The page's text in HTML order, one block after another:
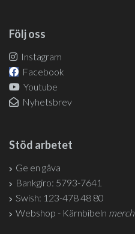
Följ oss
Instagram
Facebook
Youtube
Nyhetsbrev
Stöd arbetet
Ge en gåva
Bankgiro: 5793-7641
Swish: 123-478 48 80
Webshop - Kärnbibeln merch